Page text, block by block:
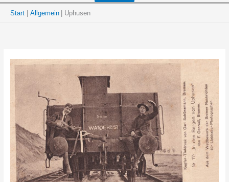
Start Allgemein Uphusen